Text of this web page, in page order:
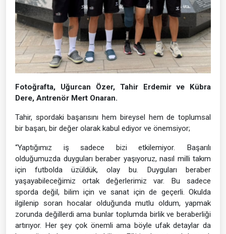
Fotoğrafta, Uğurcan Özer, Tahir Erdemir ve Kübra
Dere, Antrenör Mert Onaran.
Tahir, spordaki başarısını hem bireysel hem de toplumsal
bir başarı, bir değer olarak kabul ediyor ve önemsiyor;
“Yaptığımız iş sadece bizi etkilemiyor. Başarılı
olduğumuzda duyguları beraber yaşıyoruz, nasıl milli takım
için futbolda üzüldük, olay bu. Duyguları beraber
yaşayabileceğimiz ortak değerlerimiz var. Bu sadece
sporda değil, bilim için ve sanat için de geçerli. Okulda
ilgilenip soran hocalar olduğunda mutlu oldum, yapmak
zorunda değillerdi ama bunlar toplumda birlik ve beraberliği
artırıyor. Her şey çok önemli ama böyle ufak detaylar da